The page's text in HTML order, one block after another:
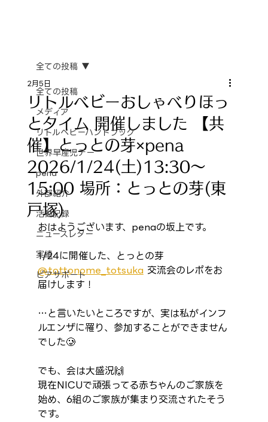
全ての投稿
メディア
リトルベビーハンドブック
世界早産児デー
pena
外部紹介
活動記録
ニュースレター
実績
ピアサポート
全ての投稿
リトルベビーおしゃべりほっ
とタイム 開催しました 【共
催】とっとの芽×pena
2026/1/24(土)13:30〜
15:00 場所：とっとの芽(東
戸塚)
2月5日
おはようございます、penaの坂上です。
1/24に開催した、とっとの芽
@tottonome_totsuka 交流会のレポをお
届けします！
…と言いたいところですが、実は私がインフ
ルエンザに罹り、参加することができません
でした🥲
でも、会は大盛況🙌
現在NICUで頑張ってる赤ちゃんのご家族を
始め、6組のご家族が集まり交流されたそう
です。